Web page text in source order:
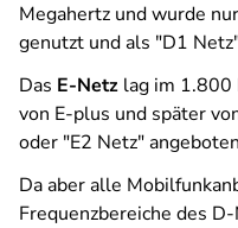
Megahertz und wurde
genutzt und als "D1
Das E-Netz lag im 1.800
von E-plus und später
oder "E2 Netz"
Da aber alle
Frequenzbereiche des